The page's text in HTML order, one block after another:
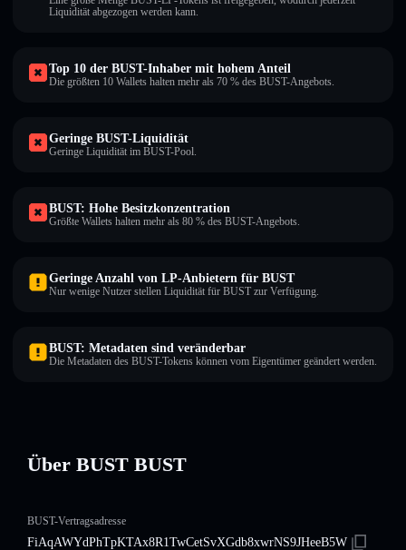
Liquidität abgezogen werden kann.
Top 10 der BUST-Inhaber mit hohem Anteil
Die größten 10 Wallets halten mehr als 70 % des BUST-Angebots.
Geringe BUST-Liquidität
Geringe Liquidität im BUST-Pool.
BUST: Hohe Besitzkonzentration
Größte Wallets halten mehr als 80 % des BUST-Angebots.
Geringe Anzahl von LP-Anbietern für BUST
Nur wenige Nutzer stellen Liquidität für BUST zur Verfügung.
BUST: Metadaten sind veränderbar
Die Metadaten des BUST-Tokens können vom Eigentümer geändert werden.
Über BUST BUST
BUST-Vertragsadresse
FiAqAWYdPhTpKTAx8R1TwCetSvXGdb8xwrNS9JHeeB5W